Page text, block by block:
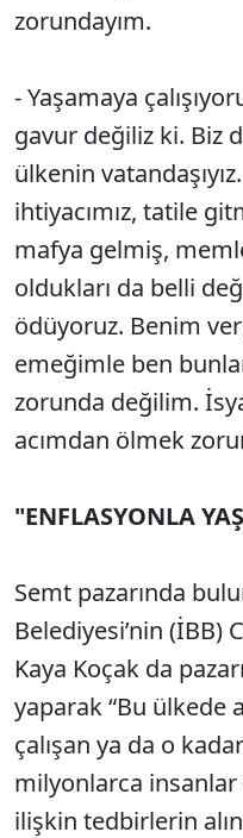
zorundayım.
- Yaşamaya
gavur değiliz ki. Biz
ülkenin
ihtiyacımız, tatile
mafya gelmiş,
oldukları da belli
ödüyoruz. Benim
emeğimle ben
zorunda değilim.
acımdan ölmek
"ENFLASYONLA
Semt pazarında
Belediyesi’nin (İBB)
Kaya Koçak da
yaparak “Bu ülkede
çalışan ya da o
milyonlarca insanlar
ilişkin tedbirlerin